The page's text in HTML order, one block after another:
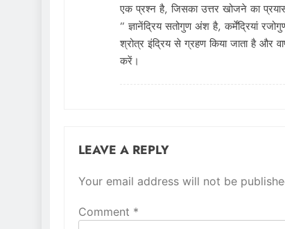
एक प्रश्न है, जिसका उत्तर खोजने का
” ज्ञानेंद्रिय सतोगुण अंश है, कर्मेंद्रियां
श्रोत्र इंद्रिय से ग्रहण किया जाता है और
करें।
LEAVE A REPLY
Your email address will not be
Comment *
Alternative: